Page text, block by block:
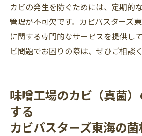
カビの発生を防ぐためには、定期的
管理が不可欠です。カビバスターズ
に関する専門的なサービスを提供し
ビ問題でお困りの際は、ぜひご相談く
味噌工場のカビ（真菌
する
カビバスターズ東海の